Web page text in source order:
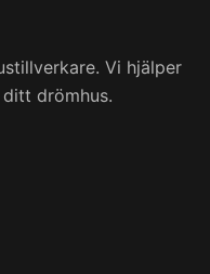
Vi hjälper
drömhus.